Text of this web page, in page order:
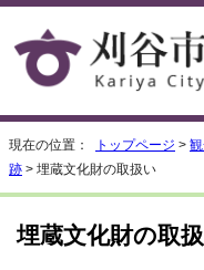
現在の位置： トップページ >
跡 > 埋蔵文化財の取扱い
埋蔵文化財の取